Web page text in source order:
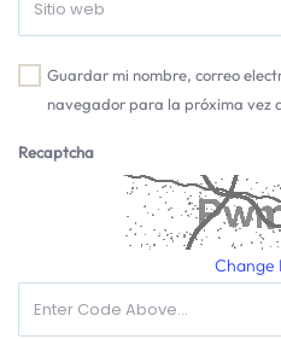
Guardar mi nombre, correo
navegador para la próxima vez
Recaptcha
Change